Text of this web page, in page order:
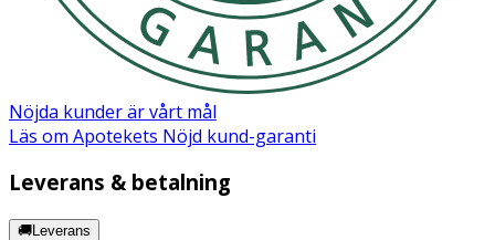
Nöjda kunder är vårt mål
Läs om Apotekets Nöjd kund-garanti
Leverans & betalning
🚚Leverans